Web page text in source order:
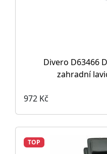
Divero D63466
zahradní
972 Kč
TOP